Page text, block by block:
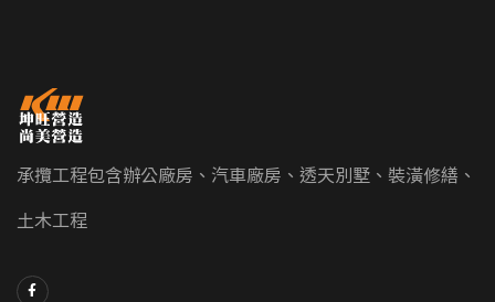
承攬工程包含辦公廠房、汽車廠房、透天別墅、裝潢修繕、
土木工程